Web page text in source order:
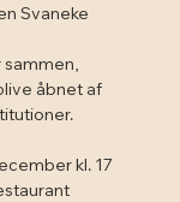
Svaneke
sammen,
åbnet af
kl. 17